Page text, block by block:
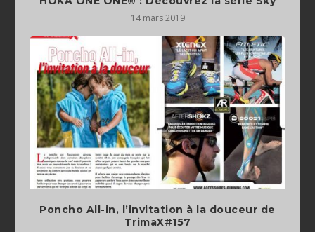
14 mars 2019
Poncho All-in, l’invitation à la douceur de
TrimaX#157